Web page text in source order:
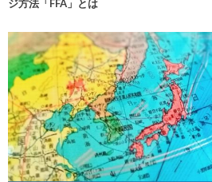
ジ方法「FFA」とは